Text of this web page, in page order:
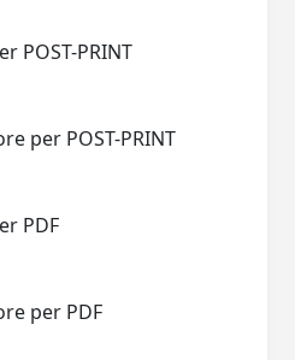
POST-PRINT
per POST-PRINT
PDF
per PDF